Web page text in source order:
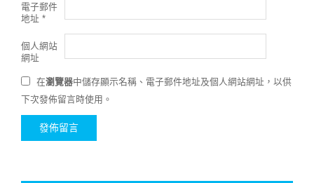
電子郵件
地址 *
個人網站
網址
在瀏覽器中儲存顯示名稱、電子郵件地址及個人網站網址，以供
下次發佈留言時使用。